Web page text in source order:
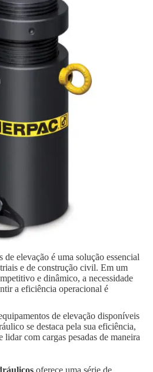
de elevação é uma solução essencial
e de construção civil. Em um
e dinâmico, a necessidade
a eficiência operacional é
de elevação disponíveis
se destaca pela sua eficiência,
lidar com cargas pesadas de maneira